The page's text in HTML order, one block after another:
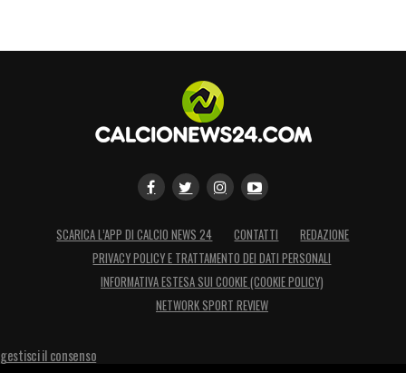
SCARICA L’APP DI CALCIO NEWS 24 CONTATTI
REDAZIONE
PRIVACY POLICY E TRATTAMENTO DEI DATI PERSONALI
INFORMATIVA ESTESA SUI COOKIE (COOKIE POLICY)
NETWORK SPORT REVIEW
gestisci il consenso